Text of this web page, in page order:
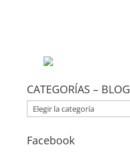
CATEGORÍAS – BLOG
CATEGORÍAS
–
Facebook